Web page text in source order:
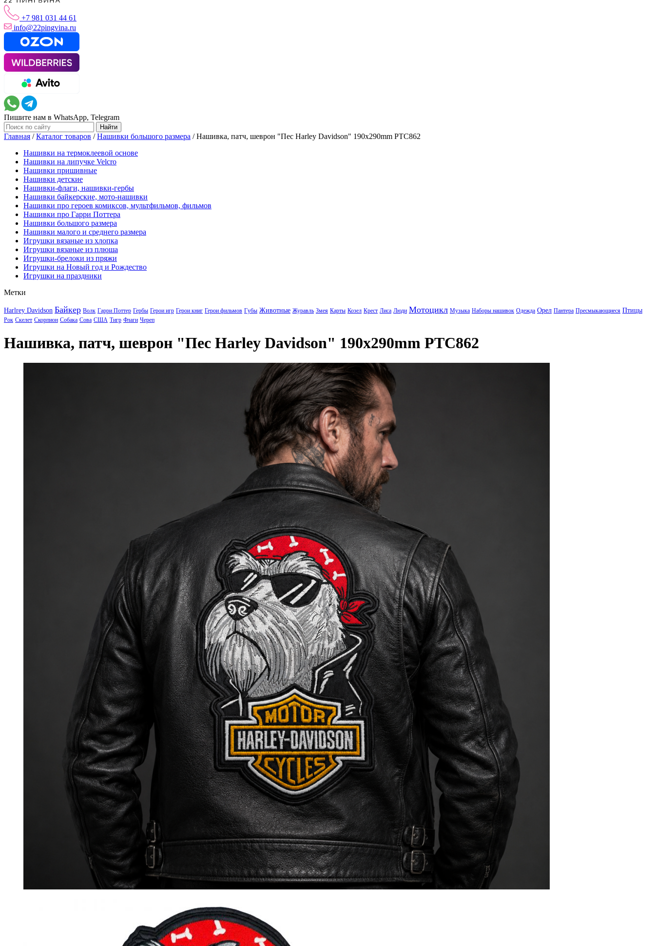
+7 981 031 44 61
info@22pingvina.ru
Пишите нам в WhatsApp, Telegram
Главная /Каталог товаров /Нашивки большого размера /Нашивка, патч, шеврон "Пес Harley Davidson" 190x290mm PTC862
Нашивки на термоклеевой основе
Нашивки на липучке Velcro
Нашивки пришивные
Нашивки детские
Нашивки-флаги, нашивки-гербы
Нашивки байкерские, мото-нашивки
Нашивки про героев комиксов, мультфильмов, фильмов
Нашивки про Гарри Поттера
Нашивки большого размера
Нашивки малого и среднего размера
Игрушки вязаные из хлопка
Игрушки вязаные из плюша
Игрушки-брелоки из пряжи
Игрушки на Новый год и Рождество
Игрушки на праздники
Метки
Harlrey Davidson Байкер Волк Гарри Поттер Гербы Герои игр Герои книг Герои фильмов Губы Животные Журавль Змея Карты Козел Крест Лиса Люди Мотоцикл Музыка Наборы нашивок Одежда Орел Пантера Пресмыкающиеся Птицы
Рок Скелет Скорпион Собака Сова США Тигр Флаги Череп
Нашивка, патч, шеврон "Пес Harley Davidson" 190x290mm PTC862